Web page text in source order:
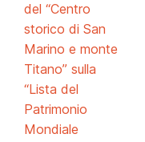
del “Centro
storico di San
Marino e monte
Titano” sulla
“Lista del
Patrimonio
Mondiale